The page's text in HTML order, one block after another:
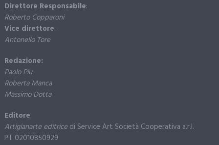
Direttore Responsabile:
Roberto Copparoni
Vice direttore:
Antonello Tore
Redazione:
Paolo Piu
Roberta Manca
Massimo Dotta
Editore:
Artigianarte editricedi Service Art Società Cooperativa a.r.l.
P.I. 02010850929